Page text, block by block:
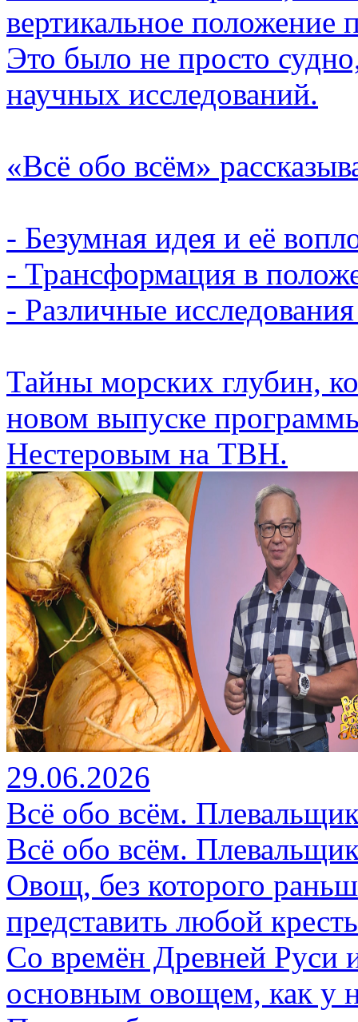
вертикальное положение
Это было не просто
научных исследований.
«Всё обо всём»
- Безумная идея и её
- Трансформация в
- Различные
Тайны морских глубин,
новом выпуске
Нестеровым на ТВН.
29.06.2026
Всё обо всём.
Всё обо всём.
Овощ, без которого
представить любой
Со времён Древней Руси
основным овощем, как у